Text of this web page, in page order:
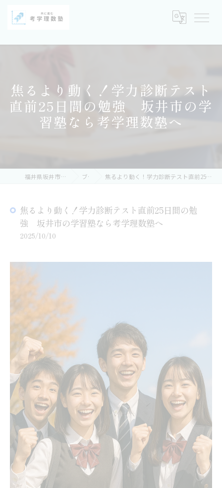
焦るより動く！学力診断テスト
直前25日間の勉強 坂井市の学
習塾なら考学理数塾へ
福井県坂井市の塾なら考学理数塾 ブログ 焦るより動く！学力診断テスト直前25日間の勉強 坂井市の学習塾なら考学理数塾へ
焦るより動く！学力診断テスト直前25日間の勉
強 坂井市の学習塾なら考学理数塾へ
2025/10/10